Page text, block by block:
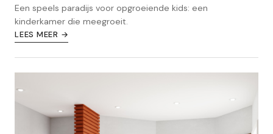
Een speels paradijs voor opgroeiende kids: een
kinderkamer die meegroeit.
LEES MEER →